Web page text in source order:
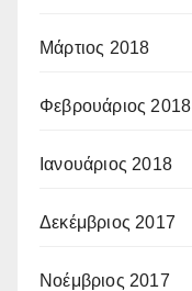
Μάρτιος 2018
Φεβρουάριος 2018
Ιανουάριος 2018
Δεκέμβριος 2017
Νοέμβριος 2017